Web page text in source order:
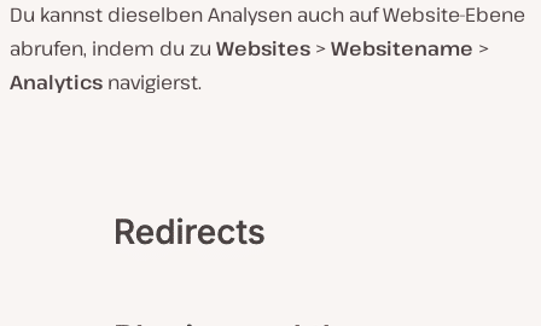
Du kannst dieselben Analysen auch auf Website-Ebene
abrufen, indem du zu Websites >Websitename >
Analytics navigierst.